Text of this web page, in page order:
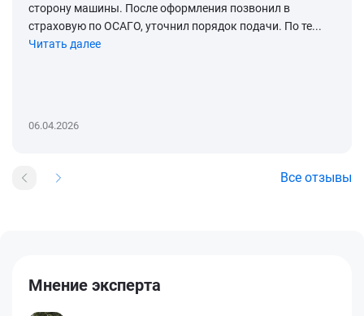
сторону машины. После оформления позвонил в
страховую по ОСАГО, уточнил порядок подачи. По те...
Читать далее
06.04.2026
Все отзывы
Мнение эксперта